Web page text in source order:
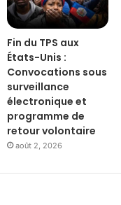
Fin du TPS aux
États-Unis :
Convocations sous
surveillance
électronique et
programme de
retour volontaire
août 2, 2026